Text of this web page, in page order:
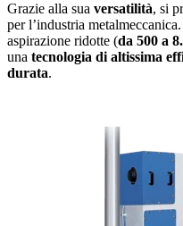
Grazie alla sua versatilità, si
per l’industria
aspirazione ridotte (da 500 a
una tecnologia di altissima
durata.